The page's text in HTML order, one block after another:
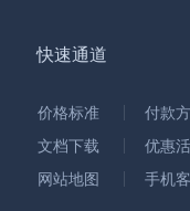
快速通道
价格标准
付款
文档下载
优惠
网站地图
手机